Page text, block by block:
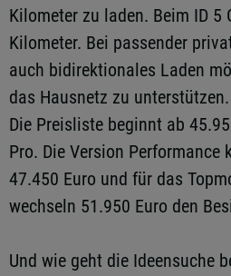
Kilometer zu laden. Beim ID 5
Kilometer. Bei passender
auch bidirektionales Laden
das Hausnetz zu unterstützen.
Die Preisliste beginnt ab
Pro. Die Version Performance
47.450 Euro und für das
wechseln 51.950 Euro den
Und wie geht die Ideensuche